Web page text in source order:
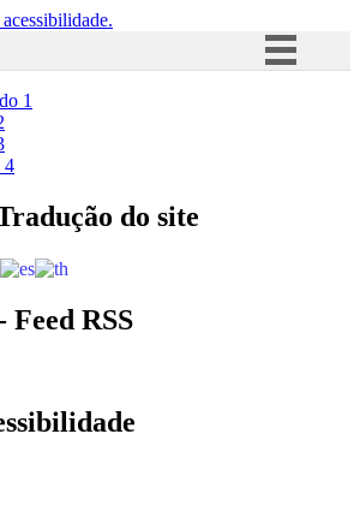
Acesso à informação
1
4
do site
RSS